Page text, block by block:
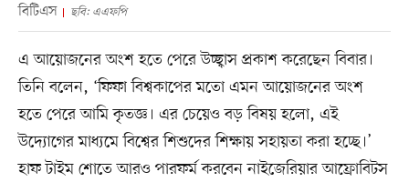
বিটিএস ছবি: এএফপি
এ আয়োজনের অংশ হতে পেরে উচ্ছ্বাস প্রকাশ করেছেন বিবার।
তিনি বলেন, ‘ফিফা বিশ্বকাপের মতো এমন আয়োজনের অংশ
হতে পেরে আমি কৃতজ্ঞ। এর চেয়েও বড় বিষয় হলো, এই
উদ্যোগের মাধ্যমে বিশ্বের শিশুদের শিক্ষায় সহায়তা করা হচ্ছে।’
হাফ টাইম শোতে আরও পারফর্ম করবেন নাইজেরিয়ার আফ্রোবিটস